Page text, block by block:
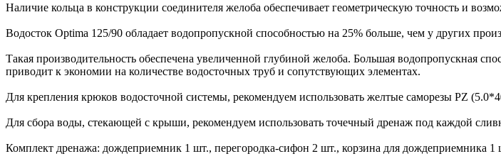
Наличие кольца в конструкции соединителя желоба обеспечивает геометрическую точность и
Водосток Optima 125/90 обладает водопропускной способностью на 25% больше, чем у других
Такая производительность обеспечена увеличенной глубиной желоба. Большая водопропускная
приводит к экономии на количестве водосточных труб и сопутствующих элементах.
Для крепления крюков водосточной системы, рекомендуем использовать желтые саморезы PZ
Для сбора воды, стекающей с крыши, рекомендуем использовать точечный дренаж под каждой
Комплект дренажа: дождеприемник 1 шт., перегородка-сифон 2 шт., корзина для дождеприемника 1